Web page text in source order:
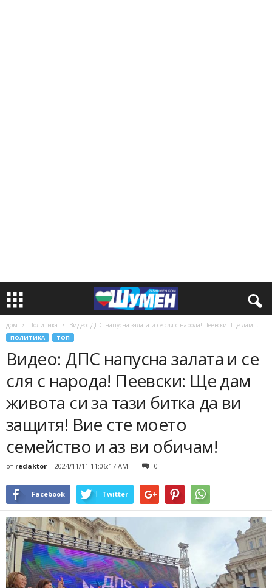
дом Политика Видео: ДПС напусна залата и се сля с народа! Пеевски: Ще дам...
ПОЛИТИКА ТОП
Видео: ДПС напусна залата и се
сля с народа! Пеевски: Ще дам
живота си за тази битка да ви
защитя! Вие сте моето
семейство и аз ви обичам!
от redaktor - 2024/11/11 11:06:17 AM 0
Facebook Twitter